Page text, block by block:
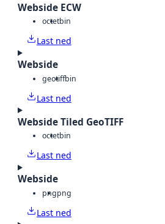
Webside ECW
octetbin
Last ned
Webside
geotiffbin
Last ned
Webside Tiled GeoTIFF
octetbin
Last ned
Webside
pngpng
Last ned